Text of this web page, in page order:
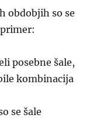
obdobjih so se
posebne šale,
kombinacija
se šale